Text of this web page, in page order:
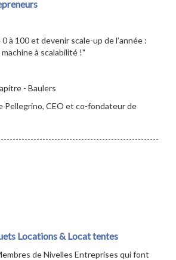
à 100 et devenir scale-up de l’année :
machine à scalabilité !"
- Baulers
Pellegrino, CEO et co-fondateur de
Locations & Locat tentes
de Nivelles Entreprises qui font